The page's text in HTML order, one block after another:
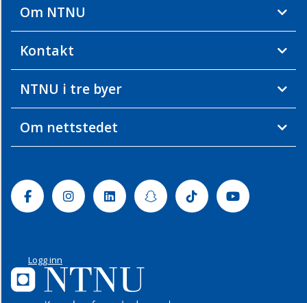
Om NTNU
Kontakt
NTNU i tre byer
Om nettstedet
FacebookInstagramLinkedinSnapchatTiktok Youtube
Logg inn